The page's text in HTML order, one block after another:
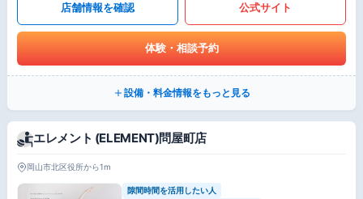
店舗情報を確認 公式サイト
体験・相談予約
設備・料金情報をもっと見る
エレメント (ELEMENT)問屋町店
岡山市北区役所から1m
隙間時間を活用したい人